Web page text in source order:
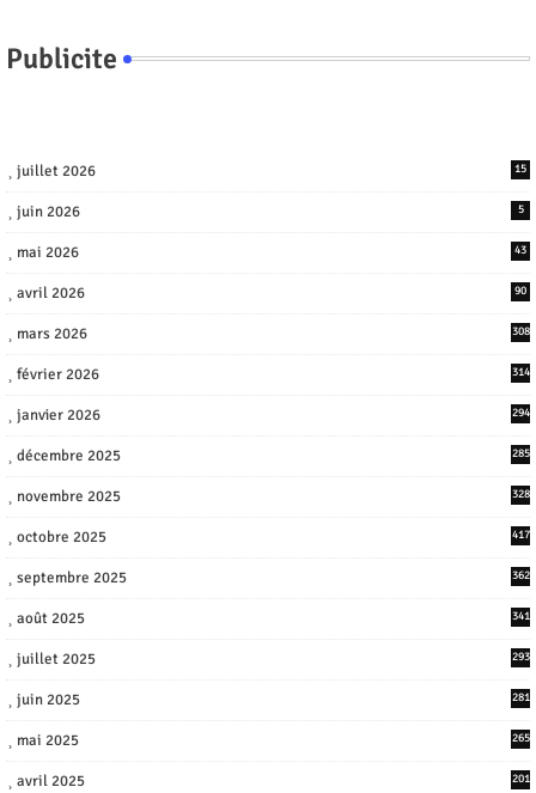
Publicite
juillet 2026 15
juin 2026 5
mai 2026 43
avril 2026 90
mars 2026 308
février 2026 314
janvier 2026 294
décembre 2025 285
novembre 2025 328
octobre 2025 417
septembre 2025 362
août 2025 341
juillet 2025 293
juin 2025 281
mai 2025 265
avril 2025 201